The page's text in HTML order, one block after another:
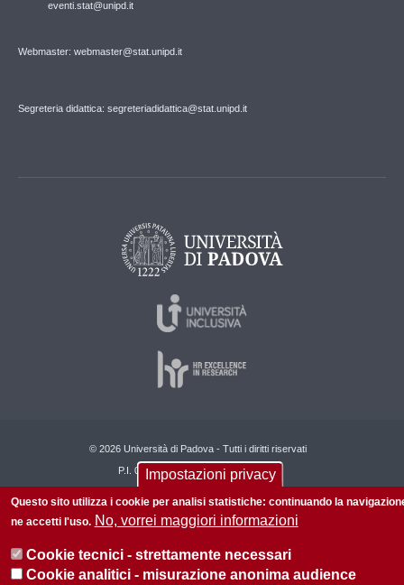
eventi.stat@unipd.it
Webmaster: webmaster@stat.unipd.it
Segreteria didattica: segreteriadidattica@stat.unipd.it
© 2026 Università di Padova - Tutti i diritti riservati
P.I. 00742430283 C.F. 80006480281
Impostazioni privacy
Questo sito utilizza i cookie per analisi statistiche: continuando la
ne accetti l'uso. No, vorrei maggiori informazioni
Cookie tecnici - strettamente necessari
Cookie analitici - misurazione anonima audience